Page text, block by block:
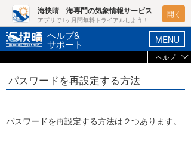
海快晴 海専門の気象情報サービス
アプリで1ヶ月間無料トライアルしよう！
開く
ヘルプ&
サポート MENU
ヘルプ&サポート マイホーム
ログイン
パスワードを再設定する方法
パスワードを再設定する方法は２つあります。
ヘルプ
未ログイン
選択コース
-